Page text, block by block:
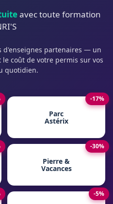
avec toute formation
d'enseignes partenaires — un
coût de votre permis sur vos
quotidien.
-17%
Parc
Astérix
-30%
Pierre &
Vacances
-5%